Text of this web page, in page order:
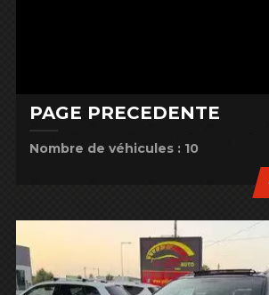
PAGE PRÉCÉDENTE
Nombre de véhicules : 10